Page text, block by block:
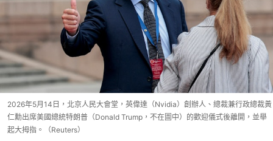
2026年5月14日，北京人民大會堂，英偉達（Nvidia）創辦人、總裁兼行政總裁黃
仁勳出席美國總統特朗普（Donald Trump，不在圖中）的歡迎儀式後離開，並舉
起大拇指。（Reuters）